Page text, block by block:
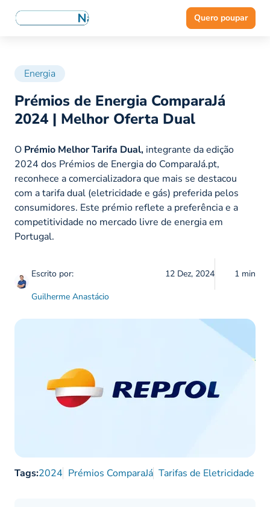
Quero poupar
Energia
Prémios de Energia ComparaJá
2024 | Melhor Oferta Dual
Escrito por:
Guilherme Anastácio
12 Dez, 2024 1 min
O Prémio Melhor Tarifa Dual, integrante da edição
2024 dos Prémios de Energia do ComparaJá.pt,
reconhece a comercializadora que mais se destacou
com a tarifa dual (eletricidade e gás) preferida pelos
consumidores. Este prémio reflete a preferência e a
competitividade no mercado livre de energia em
Portugal.
Tags:2024 Prémios ComparaJá Tarifas de Eletricidade